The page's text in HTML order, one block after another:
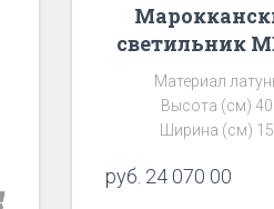
светильник
Материал
Высота (см) 40
Ширина (см) 15
руб. 24 070 00